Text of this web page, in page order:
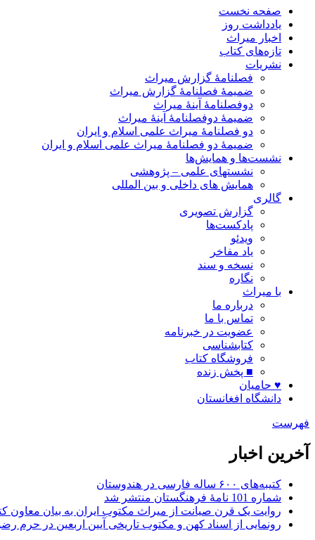
صفحه نخست
یادداشت روز
اخبار میراث
تازه‌های کتاب
نشریات
فصلنامۀ گزارش میراث
ضمیمۀ فصلنامۀ گزارش میراث
دوفصلنامۀ آینۀ میراث
ضمیمۀ دوفصلنامۀ آینۀ میراث
دو فصلنامۀ میراث علمی اسلام و ایران
ضمیمۀ دو فصلنامۀ میراث علمی اسلام و ایران
نشست‌ها و همایش‌ها
نشستهای علمی – پژوهشی
همایش های داخلی و بین المللی
گالری
گزارش تصویری
پادکست‌ها
ویدئو
یاد مفاخر
نسخه و سند
نگاره
با میراث
درباره ما
تماس با ما
عضویت در خبرنامه
کتابشناسی
فروشگاه کتاب
■ پخش زنده
♥ حامیان
دانشگاه افغانستان
فهرست
آخرین اخبار
کتیبه‌های ۶۰۰ ساله فارسی در هندوستان
شماره 101 نامۀ فرهنگستان منتشر شد
روایت یک قرن صیانت از میراث مکتوب ایران به بیان معاون
رونمایی از اسناد کهن و مکتوب تاریخی آیین اربعین در حرم